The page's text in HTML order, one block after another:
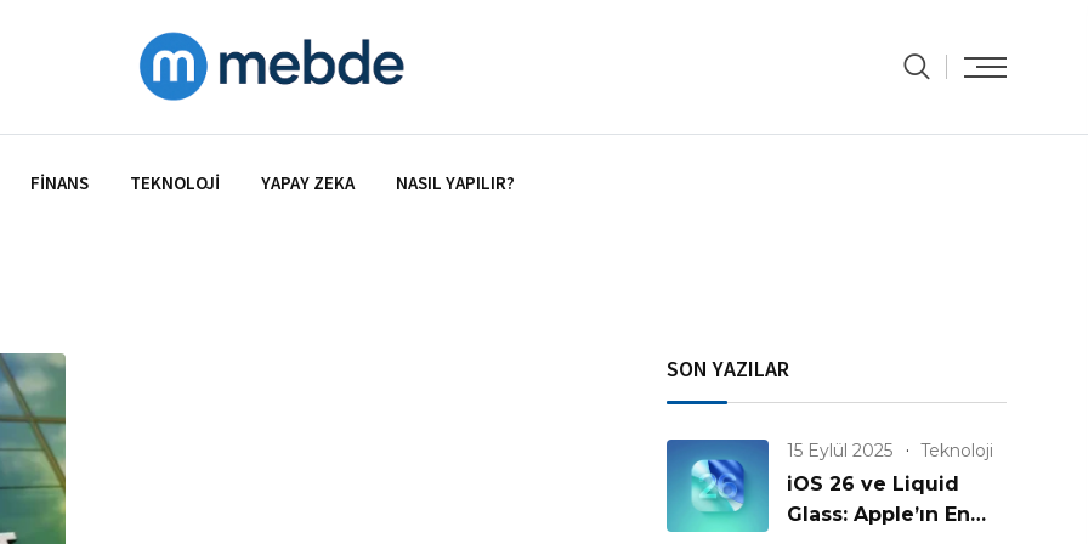
FINANS TEKNOLOJI YAPAY ZEKA NASIL YAPILIR?
SON YAZILAR
15 Eylül 2025 Teknoloji
iOS 26 ve Liquid
Glass: Apple’ın En